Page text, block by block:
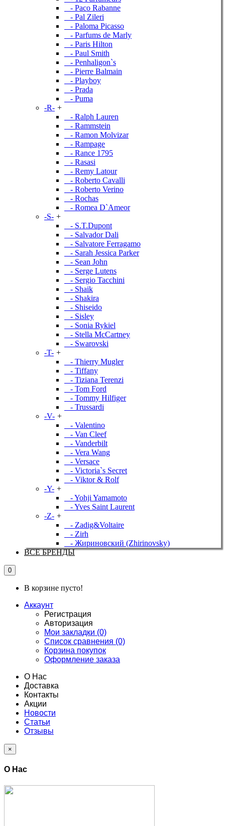
- Paco Rabanne
- Pal Zileri
- Paloma Picasso
- Parfums de Marly
- Paris Hilton
- Paul Smith
- Penhaligon`s
- Pierre Balmain
- Playboy
- Prada
- Puma
-R- +
- Ralph Lauren
- Rammstein
- Ramon Molvizar
- Rampage
- Rance 1795
- Rasasi
- Remy Latour
- Roberto Cavalli
- Roberto Verino
- Rochas
- Romea D`Ameor
-S- +
- S.T.Dupont
- Salvador Dali
- Salvatore Ferragamo
- Sarah Jessica Parker
- Sean John
- Serge Lutens
- Sergio Tacchini
- Shaik
- Shakira
- Shiseido
- Sisley
- Sonia Rykiel
- Stella McCartney
- Swarovski
-T- +
- Thierry Mugler
- Tiffany
- Tiziana Terenzi
- Tom Ford
- Tommy Hilfiger
- Trussardi
-V- +
- Valentino
- Van Cleef
- Vanderbilt
- Vera Wang
- Versace
- Victoria`s Secret
- Viktor & Rolf
-Y- +
- Yohji Yamamoto
- Yves Saint Laurent
-Z- +
- Zadig&Voltaire
- Zirh
- Жириновский (Zhirinovsky)
ВСЕ БРЕНДЫ
0
В корзине пусто!
Аккаунт
Регистрация
Авторизация
Мои закладки (0)
Список сравнения (0)
Корзина покупок
Оформление заказа
О Нас
Доставка
Контакты
Акции
Новости
Статьи
Отзывы
×
О Нас